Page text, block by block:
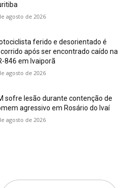
agosto de 2026
ferido e desorientado é
após ser encontrado caído na
846 em Ivaiporã
agosto de 2026
sofre lesão durante contenção de
agressivo em Rosário do Ivaí
agosto de 2026